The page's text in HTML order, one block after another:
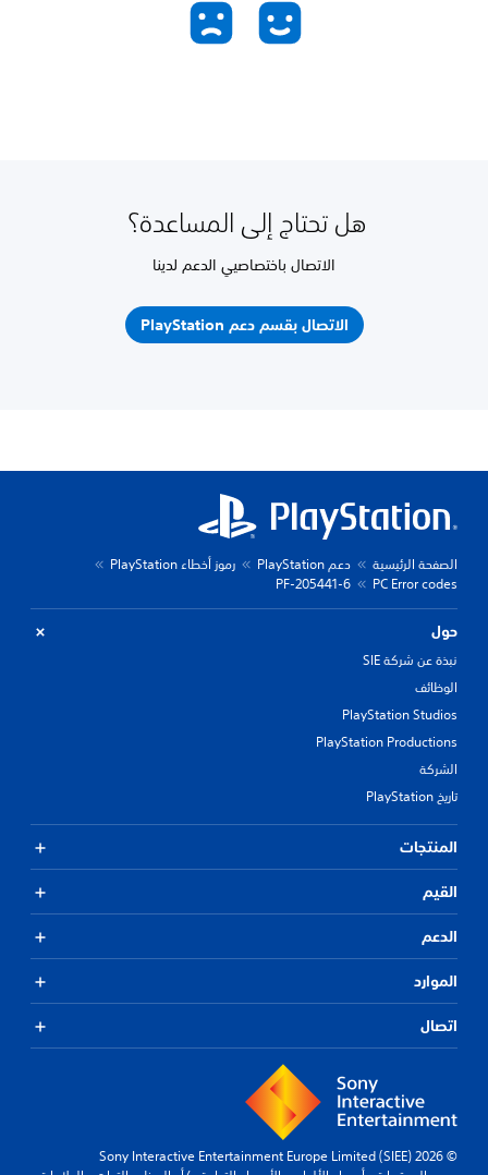
هل تحتاج إلى المساعدة؟
الاتصال باختصاصيي الدعم لدينا
الاتصال بقسم دعم PlayStation
الصفحة الرئيسية دعم PlayStation
رموز أخطاء PlayStation
PC Error codes
PF-205441-6
حول
نبذة عن شركة SIE
الوظائف
PlayStation Studios
PlayStation Productions
الشركة
تاريخ PlayStation
المنتجات
القيم
الدعم
الموارد
اتصال
© 2026 Sony Interactive Entertainment Europe Limited (SIEE)